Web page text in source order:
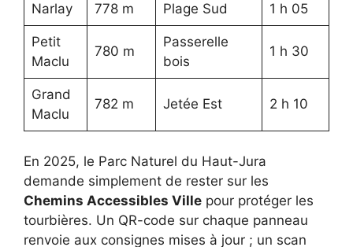
Narlay 778 m Plage Sud 1 h 05
Petit
Maclu
780 m
Passerelle
bois
1 h 30
Grand
Maclu
782 m Jetée Est 2 h 10
En 2025, le Parc Naturel du Haut-Jura
demande simplement de rester sur les
Chemins Accessibles Ville pour protéger les
tourbières. Un QR-code sur chaque panneau
renvoie aux consignes mises à jour ; un scan